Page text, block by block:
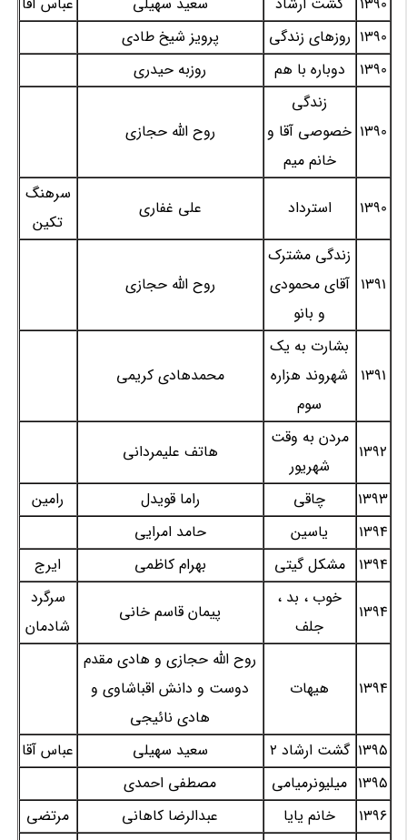
1390 روزهای زندگی
پرویز شیخ طادی
1390
دوباره با هم روزبه حیدری
1390
زندگی
خصوصی آقا و
خانم میم
روح الله حجازی
1390 استرداد علی غفاری
سرهنگ
تکین
1391
زندگی مشترک
آقای محمودی
و بانو
روح الله حجازی
1391
بشارت به یک
شهروند هزاره
سوم
محمدهادی کریمی
1392
مردن به وقت
شهریور
هاتف علیمردانی
1393 چاقی راما قویدل
رامین
1394
یاسین
حامد امرایی
1394
مشکل گیتی بهرام کاظمی ایرج
1394
خوب ، بد ،
جلف
پیمان قاسم خانی
سرگرد
شادمان
1394 هیهات
روح الله حجازی و هادی مقدم
دوست و دانش اقباشاوی و
هادی نائیجی
1395 گشت ارشاد 2 سعید سهیلی
عباس آقا
1395 میلیونرمیامی
مصطفی احمدی
1396
خانم یایا عبدالرضا کاهانی
مرتضی